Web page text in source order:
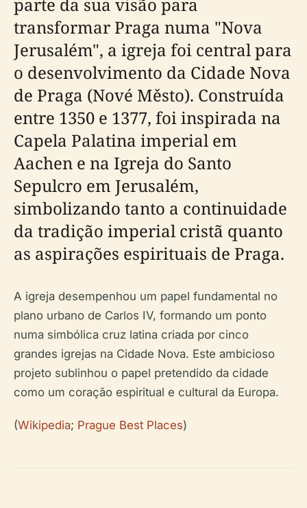
transformar Praga numa "Nova
Jerusalém", a igreja foi central para
o desenvolvimento da Cidade Nova
de Praga (Nové Město). Construída
entre 1350 e 1377, foi inspirada na
Capela Palatina imperial em
Aachen e na Igreja do Santo
Sepulcro em Jerusalém,
simbolizando tanto a continuidade
da tradição imperial cristã quanto
as aspirações espirituais de Praga.
A igreja desempenhou um papel fundamental no
plano urbano de Carlos IV, formando um ponto
numa simbólica cruz latina criada por cinco
grandes igrejas na Cidade Nova. Este ambicioso
projeto sublinhou o papel pretendido da cidade
como um coração espiritual e cultural da Europa.
(Wikipedia; Prague Best Places)